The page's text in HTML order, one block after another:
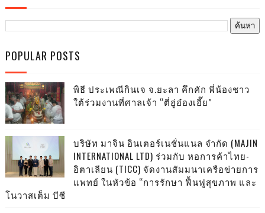
POPULAR POSTS
พิธี ประเพณีกินเจ จ.ยะลา คึกคัก พี่น้องชาว
ใต้ร่วมงานที่ศาลเจ้า “ตี่ฮู่อ๋องเอี๊ย”
บริษัท มาจิน อินเตอร์เนชั่นแนล จำกัด (MAJIN
INTERNATIONAL LTD) ร่วมกับ หอการค้าไทย-
อิตาเลียน (TICC) จัดงานสัมมนาเครือข่ายการ
แพทย์ ในหัวข้อ “การรักษา ฟื้นฟูสุขภาพ และ
โนวาสเต็ม บีซี